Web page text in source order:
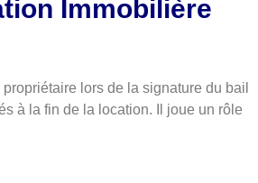
Immobilière
lors de la signature du bail
à la fin de la location. Il joue un rôle